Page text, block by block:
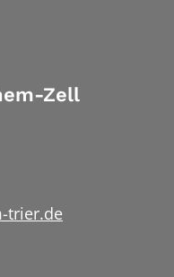
Zell
trier.de